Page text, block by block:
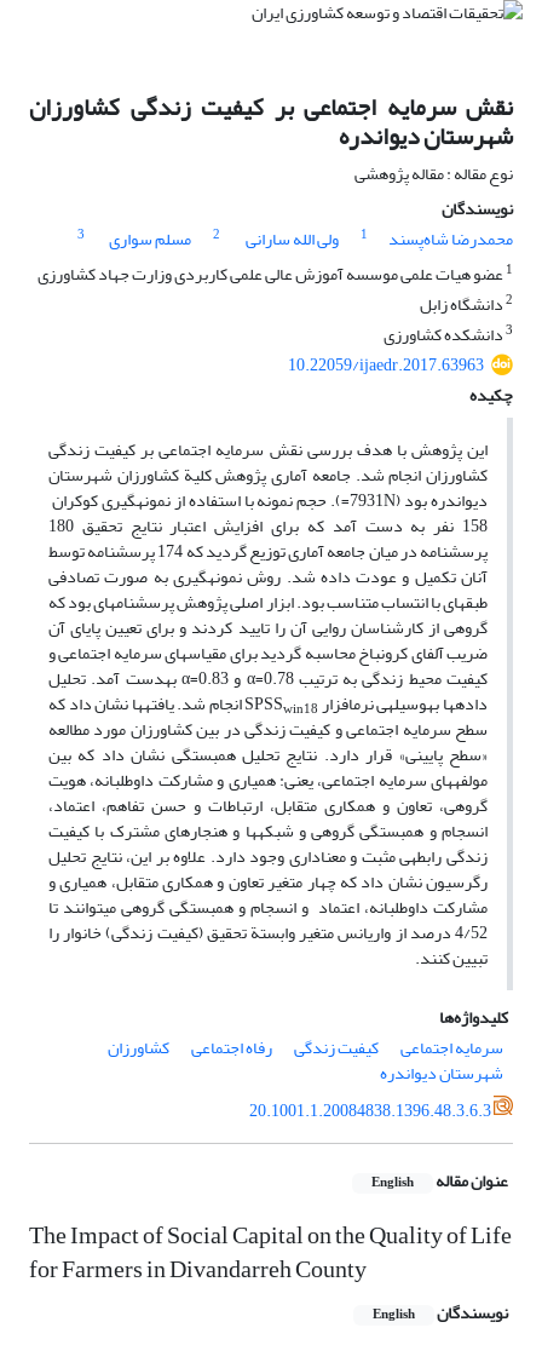
نقش سرمایه اجتماعی بر کیفیت زندگی کشاورزان
شهرستان دیواندره
نوع مقاله : مقاله پژوهشی
نویسندگان
محمدرضا شاه‌پسند
1 ولی الله سارانی 2 مسلم سواری
3
1عضو هیات علمی موسسه آموزش عالی علمی کاربردی وزارت جهاد کشاورزی
2دانشگاه زابل
3دانشکده کشاورزی
10.22059/ijaedr.2017.63963
چکیده
این پژوهش با هدف بررسی نقش سرمایه اجتماعی بر کیفیت زندگی
کشاورزان انجام شد. جامعه آماری پژوهش کلیة کشاورزان شهرستان
دیواندره بود (7931N=). حجم نمونه با استفاده از نمونه‏گیری کوکران
158 نفر به دست آمد که برای افزایش اعتبار نتایج تحقیق 180
پرسشنامه در میان جامعه آماری توزیع گردید که 174 پرسشنامه توسط
آنان تکمیل و عودت داده شد. روش نمونه‏گیری به صورت تصادفی
طبقه‏ای با انتساب متناسب بود. ابزار اصلی پژوهش پرسشنامه‏ای بود که
گروهی از کارشناسان روایی آن را تایید کردند و برای تعیین پایای آن
ضریب آلفای کرونباخ محاسبه گردید برای مقیاس‏های سرمایه اجتماعی و
کیفیت محیط زندگی به ترتیب α=0.78 و α=0.83 به­دست آمد. تحلیل
داده‏ها به‏وسیله‏ی نرم‏افزار SPSS win18 انجام شد. یافته‏ها نشان داد که
سطح سرمایه اجتماعی و کیفیت زندگی در بین کشاورزان مورد مطالعه
«سطح پایینی» قرار دارد. نتایج تحلیل همبستگی نشان داد که بین
مولفه‏‏های سرمایه‏ اجتماعی، یعنی: همیاری و مشارکت داوطلبانه، هویت‏
گروهی، تعاون و همکاری متقابل، ارتباطات و حسن تفاهم، اعتماد،
انسجام و همبستگی گروهی و شبکه‏ها و هنجارهای مشترک با کیفیت
زندگی رابطه‏ی مثبت و معنا‏داری وجود دارد. علاوه بر این، نتایج تحلیل
رگرسیون نشان داد که چهار متغیر تعاون و همکاری متقابل، همیاری و
مشارکت داوطلبانه، اعتماد و انسجام و همبستگی گروهی می‏توانند تا
4/52 درصد از واریانس متغیر وابستة تحقیق (کیفیت زندگی) خانوار را
تبیین کنند.
کلیدواژه‌ها
سرمایه‏ اجتماعی
کیفیت زندگی رفاه اجتماعی کشاورزان
شهرستان دیواندره
20.1001.1.20084838.1396.48.3.6.3
عنوان مقاله English
The Impact of Social Capital on the Quality of Life
for Farmers in Divandarreh County
نویسندگان English